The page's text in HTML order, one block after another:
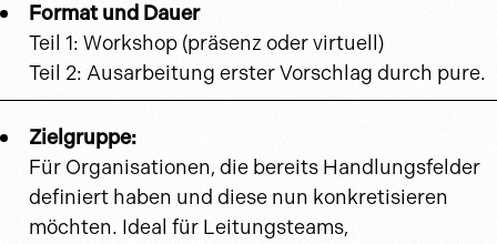
Format und Dauer
Teil 1: Workshop (präsenz oder virtuell)
Teil 2: Ausarbeitung erster Vorschlag durch pure.
Zielgruppe:
Für Organisationen, die bereits Handlungsfelder
definiert haben und diese nun konkretisieren
möchten. Ideal für Leitungsteams,